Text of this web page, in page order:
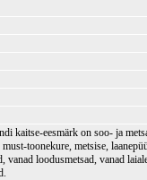
kaitse-eesmärk on soo- ja
toonekure, metsise,
vanad loodusmetsad, vanad